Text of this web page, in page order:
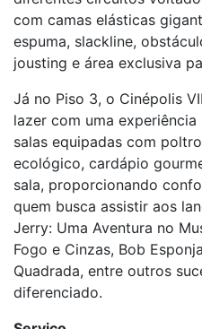
com camas elásticas
espuma, slackline,
jousting e área exclusiva
Já no Piso 3, o Cinépolis
lazer com uma
salas equipadas com
ecológico, cardápio
sala, proporcionando
quem busca assistir aos
Jerry: Uma Aventura no
Fogo e Cinzas, Bob
Quadrada, entre outros
diferenciado.